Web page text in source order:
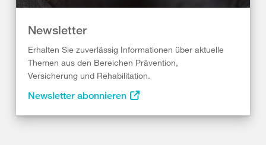
Newsletter
Erhalten Sie zuverlässig Informationen über aktuelle
Themen aus den Bereichen Prävention,
Versicherung und Rehabilitation.
Newsletter abonnieren